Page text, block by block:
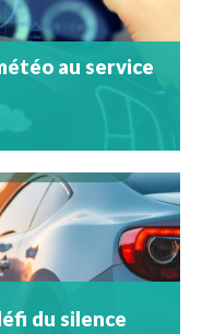
au service
du silence